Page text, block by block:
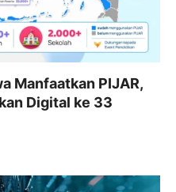
Manfaatkan PIJAR,
Digital ke 33